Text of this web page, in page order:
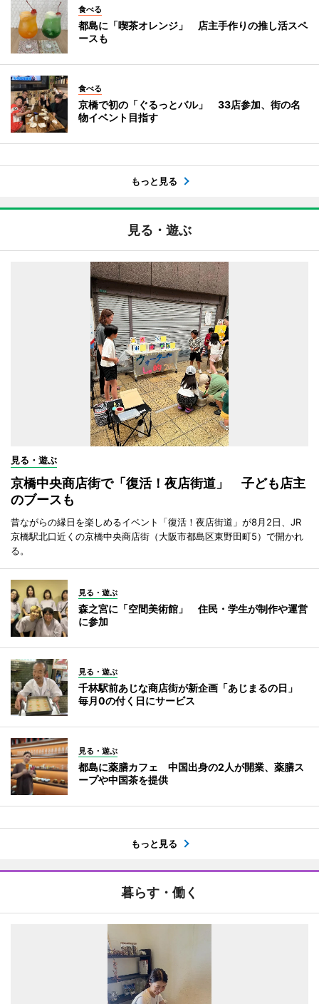
食べる
都島に「喫茶オレンジ」 店主手作りの推し活スペ
ースも
食べる
京橋で初の「ぐるっとバル」 33店参加、街の名
物イベント目指す
もっと見る
見る・遊ぶ
見る・遊ぶ
京橋中央商店街で「復活！夜店街道」 子ども店主
のブースも
昔ながらの縁日を楽しめるイベント「復活！夜店街道」が8月2日、JR
京橋駅北口近くの京橋中央商店街（大阪市都島区東野田町5）で開かれ
る。
見る・遊ぶ
森之宮に「空間美術館」 住民・学生が制作や運営
に参加
見る・遊ぶ
千林駅前あじな商店街が新企画「あじまるの日」
毎月0の付く日にサービス
見る・遊ぶ
都島に薬膳カフェ 中国出身の2人が開業、薬膳ス
ープや中国茶を提供
もっと見る
暮らす・働く